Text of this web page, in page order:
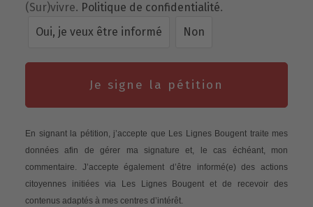
(Sur)vivre. Politique de confidentialité.
Oui, je veux être informé
Non
Je signe la pétition
En signant la pétition, j’accepte que Les Lignes Bougent traite mes
données afin de gérer ma signature et, le cas échéant, mon
commentaire. J’accepte également d’être informé(e) des actions
citoyennes initiées via Les Lignes Bougent et de recevoir des
contenus adaptés à mes centres d’intérêt.